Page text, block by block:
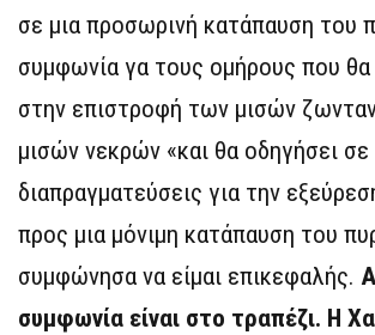
σε μια προσωρινή κατάπαυση του
συμφωνία γα τους ομήρους που θα
στην επιστροφή των μισών
μισών νεκρών «και θα οδηγήσει σε
διαπραγματεύσεις για την
προς μια μόνιμη κατάπαυση του
συμφώνησα να είμαι επικεφαλής.
συμφωνία είναι στο τραπέζι. Η